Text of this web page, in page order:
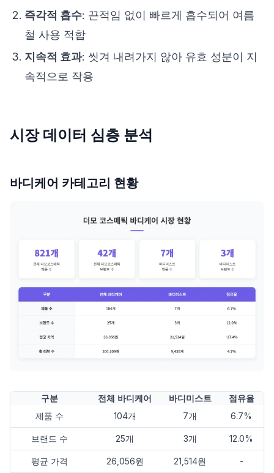
즉각적 흡수: 끈적임 없이 빠르게 흡수되어 여름
철 사용 적합
지속적 효과: 씻겨 내려가지 않아 유효 성분이 지
속적으로 작용
시장 데이터 심층 분석
바디케어 카테고리 현황
구분 전체 바디케어 바디미스트
점유율
제품 수
104개 7개 6.7%
브랜드 수 25개 3개 12.0%
평균 가격 26,056원 21,514원 -